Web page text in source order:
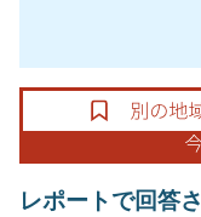
レポートで回答